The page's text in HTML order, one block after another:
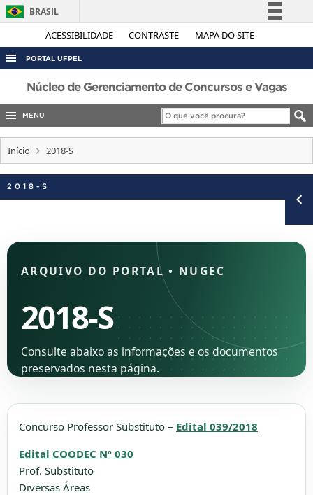
ACESSIBILIDADE CONTRASTE MAPA DO SITE
BRASIL
Simplifique!
Legislação
Canais
PORTAL UFPEL
ACESSO À INFORMAÇÃO
AUDITORIA
CONCURSOS
INTERNACIONAL
TELEFONES
Núcleo de Gerenciamento de Concursos e Vagas
MENU
Início 2018-S
2018-S
ARQUIVO DO PORTAL• NUGEC
2018-S
Consulte abaixo as informações e os documentos
preservados nesta página.
Concurso Professor Substituto – Edital 039/2018
Edital COODEC Nº 030
Prof. Substituto
Diversas Áreas